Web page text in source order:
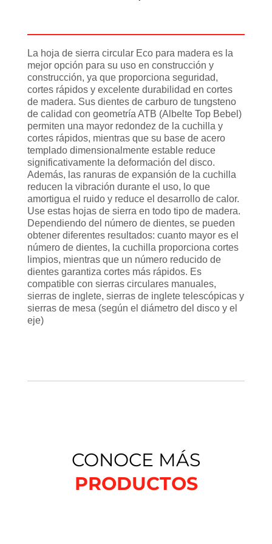
La hoja de sierra circular Eco para madera es la
mejor opción para su uso en construcción y
construcción, ya que proporciona seguridad,
cortes rápidos y excelente durabilidad en cortes
de madera. Sus dientes de carburo de tungsteno
de calidad con geometría ATB (Albelte Top Bebel)
permiten una mayor redondez de la cuchilla y
cortes rápidos, mientras que su base de acero
templado dimensionalmente estable reduce
significativamente la deformación del disco.
Además, las ranuras de expansión de la cuchilla
reducen la vibración durante el uso, lo que
amortigua el ruido y reduce el desarrollo de calor.
Use estas hojas de sierra en todo tipo de madera.
Dependiendo del número de dientes, se pueden
obtener diferentes resultados: cuanto mayor es el
número de dientes, la cuchilla proporciona cortes
limpios, mientras que un número reducido de
dientes garantiza cortes más rápidos. Es
compatible con sierras circulares manuales,
sierras de inglete, sierras de inglete telescópicas y
sierras de mesa (según el diámetro del disco y el
eje)
CONOCE MÁS
PRODUCTOS